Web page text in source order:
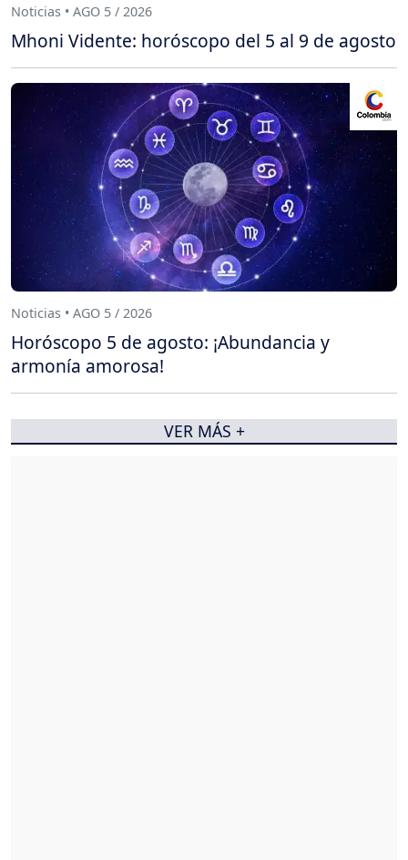
Noticias • AGO 5 / 2026
Mhoni Vidente: horóscopo del 5 al 9 de agosto
Noticias • AGO 5 / 2026
Horóscopo 5 de agosto: ¡Abundancia y
armonía amorosa!
VER MÁS +